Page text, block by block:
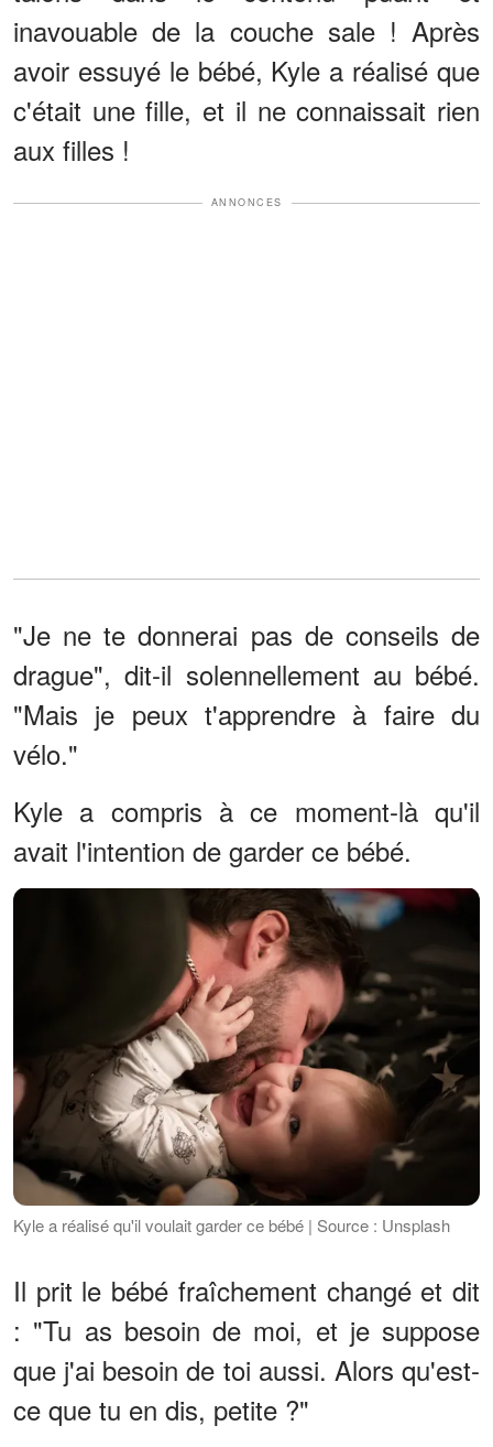
inavouable de la couche sale ! Après
avoir essuyé le bébé, Kyle a réalisé que
c'était une fille, et il ne connaissait rien
aux filles !
ANNONCES
"Je ne te donnerai pas de conseils de
drague", dit-il solennellement au bébé.
"Mais je peux t'apprendre à faire du
vélo."
Kyle a compris à ce moment-là qu'il
avait l'intention de garder ce bébé.
Kyle a réalisé qu'il voulait garder ce bébé | Source : Unsplash
Il prit le bébé fraîchement changé et dit
: "Tu as besoin de moi, et je suppose
que j'ai besoin de toi aussi. Alors qu'est-
ce que tu en dis, petite ?"